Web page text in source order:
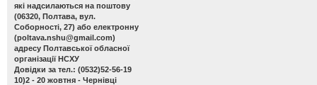
які надсилаються на поштову
(06320, Полтава, вул.
Соборності, 27) або електронну
(poltava.nshu@gmail.com)
адресу Полтавської обласної
організації НСХУ
Довідки за тел.: (0532)52-56-19
10)2 - 20 жовтня - Чернівці